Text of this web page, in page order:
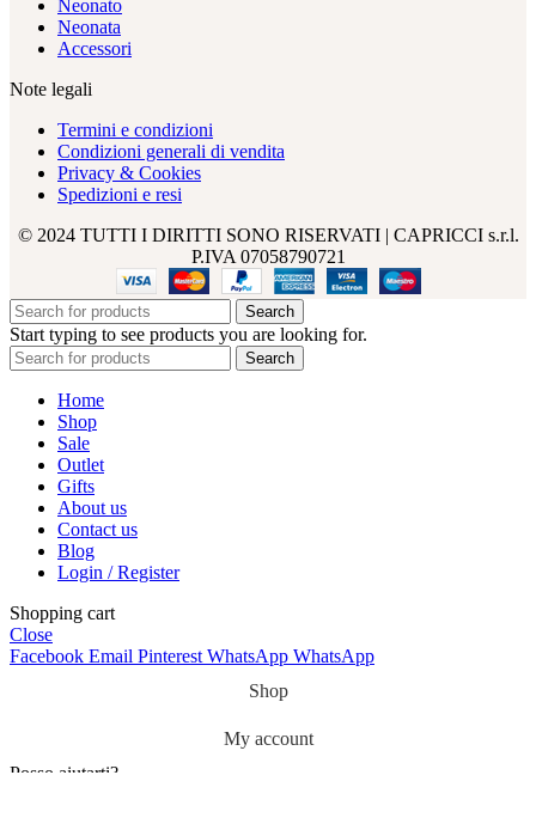
Neonato
Neonata
Accessori
Note legali
Termini e condizioni
Condizioni generali di vendita
Privacy & Cookies
Spedizioni e resi
© 2024 TUTTI I DIRITTI SONO RISERVATI | CAPRICCI s.r.l.
P.IVA 07058790721
Search
Start typing to see products you are looking for.
Search
Home
Shop
Sale
Outlet
Gifts
About us
Contact us
Blog
Login / Register
Shopping cart
Close
Facebook Email Pinterest WhatsApp WhatsApp
Shop
My account
Posso aiutarti?